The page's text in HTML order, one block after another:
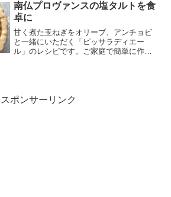
南仏プロヴァンスの塩タルトを食
卓に
甘く煮た玉ねぎをオリーブ、アンチョビ
と一緒にいただく「ピッサラディエー
ル」のレシピです。ご家庭で簡単に作れ
スポンサーリンク